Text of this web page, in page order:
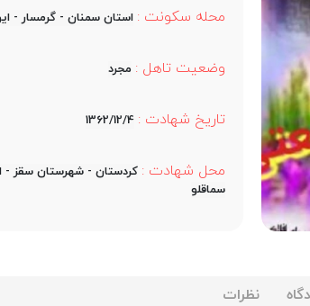
محله سکونت : استان سمنان - گرمسار -
وضعیت تاهل : مجرد
تاریخ شهادت : 1362/12/4
محل شهادت : کردستان - شهرستان سقز -
سماقلو
نظرات